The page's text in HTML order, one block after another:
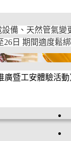
備、天然管氣
26日 期間適度鬆
廣暨工安體驗活動